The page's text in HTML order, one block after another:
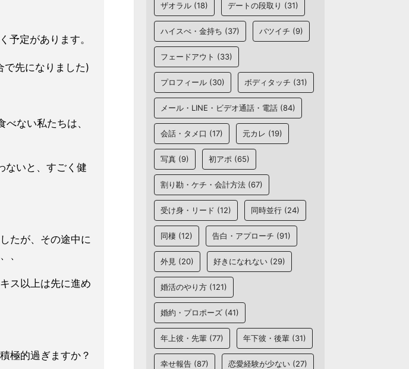
予定があります。
で先になりました)
べない私たちは、
ないと 、すごく健
たが、その途中に
、
ス以上は先に進め
積極的過ぎますか？
ザオラル (18) デートの段取り (31)
ハイスぺ・金持ち (37) バツイチ (9)
フェードアウト (33)
プロフィール (30) ボディタッチ (31)
メール・LINE・ビデオ通話・電話 (84)
会話・タメ口 (17) 元カレ (19)
写真 (9) 初アポ (65)
割り勘・ケチ・会計方法 (67)
受け身・リード (12) 同時並行 (24)
同棲 (12) 告白・アプローチ (91)
外見 (20) 好きになれない (29)
婚活のやり方 (121)
婚約・プロポーズ (41)
年上彼・先輩 (77) 年下彼・後輩 (31)
幸せ報告 (87) 恋愛経験が少ない (27)